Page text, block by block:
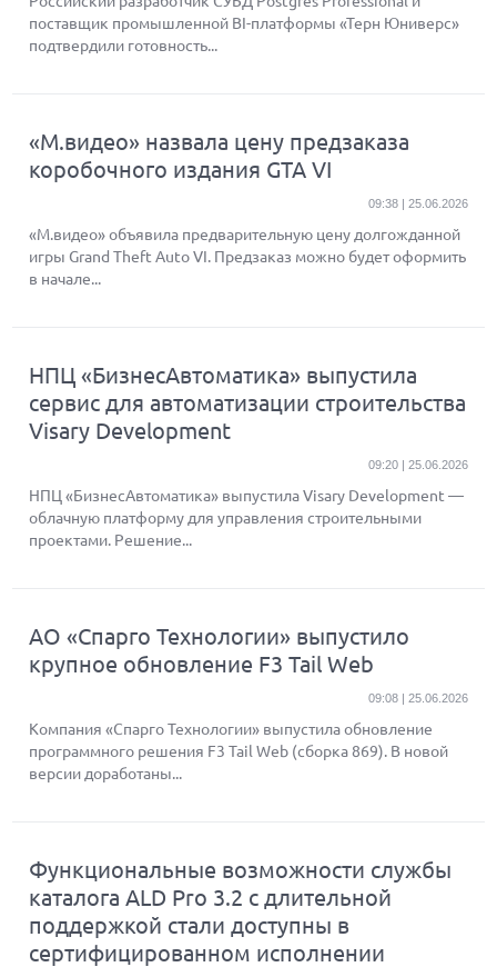
поставщик промышленной BI-платформы «Терн Юниверс»
подтвердили готовность...
«М.видео» назвала цену предзаказа
коробочного издания GTA VI
09:38 | 25.06.2026
«М.видео» объявила предварительную цену долгожданной
игры Grand Theft Auto VI. Предзаказ можно будет оформить
в начале...
НПЦ «БизнесАвтоматика» выпустила
сервис для автоматизации строительства
Visary Development
09:20 | 25.06.2026
НПЦ «БизнесАвтоматика» выпустила Visary Development —
облачную платформу для управления строительными
проектами. Решение...
АО «Спарго Технологии» выпустило
крупное обновление F3 Tail Web
09:08 | 25.06.2026
Компания «Спарго Технологии» выпустила обновление
программного решения F3 Tail Web (сборка 869). В новой
версии доработаны...
Функциональные возможности службы
каталога ALD Pro 3.2 с длительной
поддержкой стали доступны в
сертифицированном исполнении